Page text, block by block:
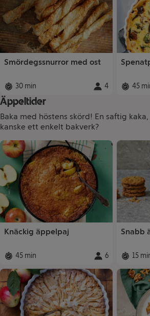
Smördegssnurror med ost
Total tid:
30 min Portioner:
4 Total tid:
45
Äppeltider
Baka med höstens skörd! En saftig
kanske ett enkelt bakverk?
Recept
Knäckig äppelpaj
Total tid:
45 min Portioner:
6
Snabb
Total tid:
15